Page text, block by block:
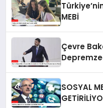
MEBİ
Çevre
SOSYAL